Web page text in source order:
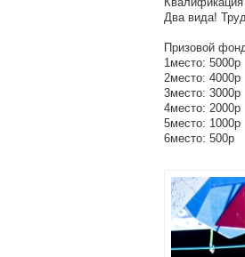
Два вида!
Призовой
1место: 5000р
2место: 4000р
3место: 3000р
4место: 2000р
5место: 1000р
6место: 500р